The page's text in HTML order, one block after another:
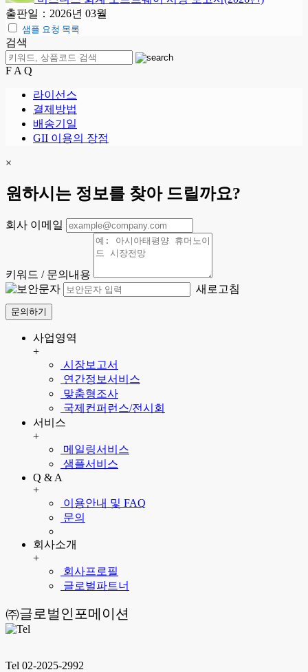
출판일：2026년 03월
샘플 요청 목록
검색
F A Q
라이선스
결제방법
배송기일
GII 이용의 장점
×
원하시는 정보를 찾아 드릴까요?
회사 이메일
키워드 / 문의내용
새로고침
문의하기
사업영역
+
시장보고서
연간정보서비스
맞춤형조사
국제컨퍼런스/전시회
서비스
+
메일링서비스
샘플서비스
Q & A
+
이용안내 및 FAQ
문의
회사소개
+
회사프로필
글로벌파트너
㈜글로벌인포메이션
Tel 02-2025-2992